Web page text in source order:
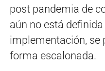
post pandemia de
aún no está
implementación, se
forma escalonada.